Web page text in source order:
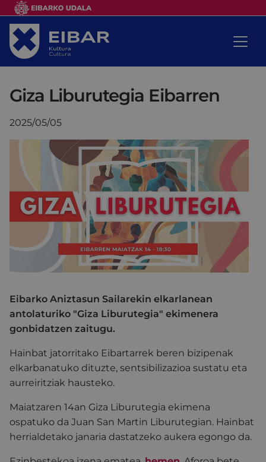
Giza Liburutegia Eibarren
2025/05/05
Eibarko Aniztasun Sailarekin elkarlanean
antolaturiko "Giza Liburutegia" ekimenera
gonbidatzen zaitugu.
Hainbat jatorritako Eibartarrek beren bizipenak
elkarbanatuko dituzte, sentsibilizazioa sustatu eta
aurreiritziak hausteko.
Maiatzaren 14an Giza Liburutegia ekimena
ospatuko da Juan San Martin Liburutegian. Hainbat
herrialdetako janaria dastatzeko aukera egongo da.